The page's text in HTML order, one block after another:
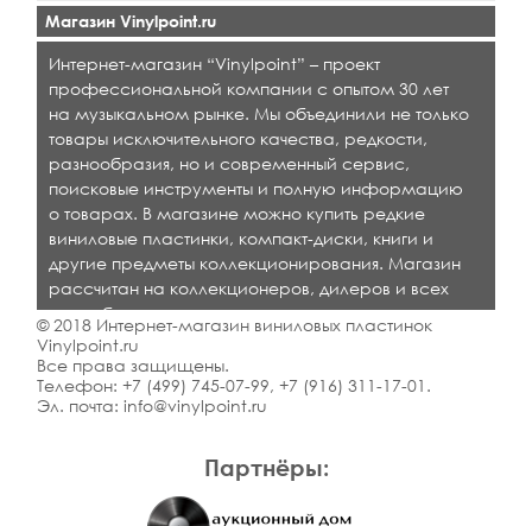
Партнёры:
Магазин Vinylpoint.ru
Интернет-магазин “Vinylpoint” – проект
профессиональной компании с опытом 30 лет
на музыкальном рынке. Мы объединили не только
товары исключительного качества, редкости,
разнообразия, но и современный сервис,
поисковые инструменты и полную информацию
о товарах. В магазине можно купить редкие
виниловые пластинки, компакт-диски, книги и
другие предметы коллекционирования. Магазин
рассчитан на коллекционеров, дилеров и всех
кто любит качественную музыку.
© 2018 Интернет-магазин виниловых пластинок
Vinylpoint.ru
Все права защищены.
Телефон: +7 (499) 745-07-99, +7 (916) 311-17-01 .
Эл. почта: info@vinylpoint.ru